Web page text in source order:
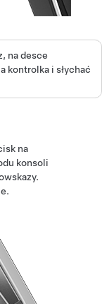
na desce
kontrolka i słychać
na
konsoli